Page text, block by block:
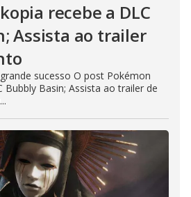
recebe a DLC
Assista ao trailer
sucesso O post Pokémon
Bubbly Basin; Assista ao trailer de